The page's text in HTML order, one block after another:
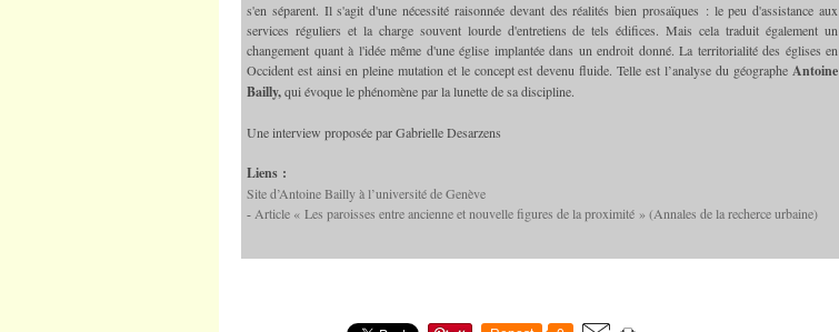
s'en séparent. Il s'agit d'une nécessité raisonnée devant des réalités bien prosaïques : le peu d'assistance aux
services réguliers et la charge souvent lourde d'entretiens de tels édifices. Mais cela traduit également un
changement quant à l'idée même d'une église implantée dans un endroit donné. La territorialité des églises en
Occident est ainsi en pleine mutation et le concept est devenu fluide. Telle est l’analyse du géographe Antoine
Bailly,qui évoque le phénomène par la lunette de sa discipline.
Une interview proposée par Gabrielle Desarzens
Liens :
Site d’Antoine Bailly à l’université de Genève
- Article « Les paroisses entre ancienne et nouvelle figures de la proximité » (Annales de la recherce urbaine)